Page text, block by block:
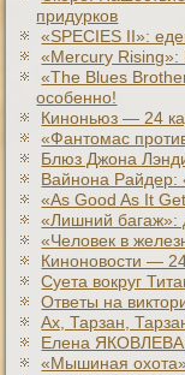
придурков
«SPECIES II»:
«Mercury
«The Blues
особенно!
Киноньюз — 24
«Фантомас
Блюз Джона
Вайнона Райдер:
«As Good As It
«Лишний багаж»:
«Человек в
Киноновости —
Суета вокруг
Ответы на
Ах, Тарзан,
Елена ЯКОВЛЕВА:
«Мышиная